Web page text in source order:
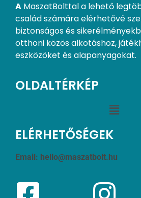
A MaszatBolttal a lehető
család számára elérhetővé
biztonságos és
otthoni közös alkotáshoz,
eszközöket és alapanyagokat.
OLDALTÉRKÉP
ELÉRHETŐSÉGEK
Email: hello@maszatbolt.hu